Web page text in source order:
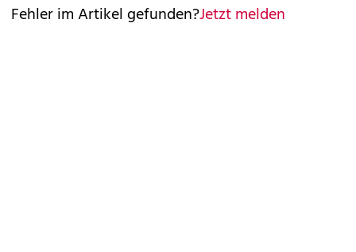
Fehler im Artikel gefunden?Jetzt melden